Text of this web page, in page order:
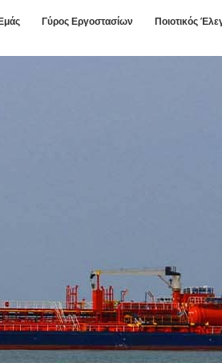
Γύρος Εργοστασίων Ποιοτικός